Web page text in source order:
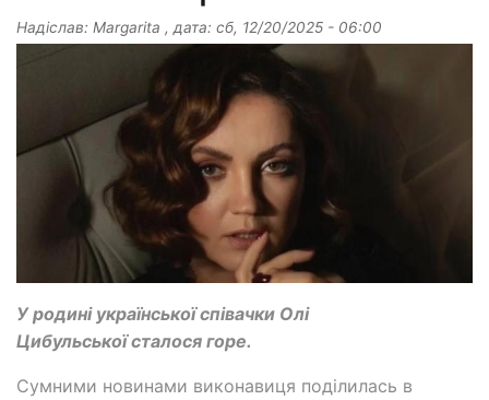
Надіслав: Margarita , дата: сб, 12/20/2025 - 06:00
У родині української співачки Олі
Цибульської сталося горе.
Сумними новинами виконавиця поділилась в